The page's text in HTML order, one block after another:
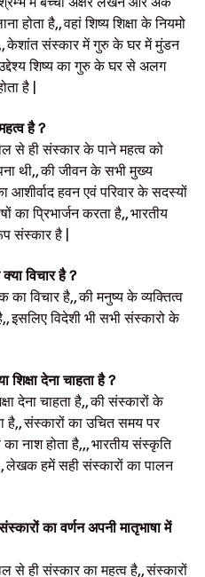
है,, वहां शिष्य शिक्षा के नियमो
केशांत संस्कार में गुरु के घर में मुंडन
शिष्य का गुरु के घर से अलग
है |
है ?
से ही संस्कार के पाने महत्व को
थी,, की जीवन के सभी मुख्य
आशीर्वाद हवन एवं परिवार के सदस्यों
का प्रिभार्जन करता है,, भारतीय
संस्कार है |
विचार है ?
विचार है,, की मनुष्य के व्यक्तित्व
इसलिए विदेशी भी सभी संस्कारो के
देना चाहता है ?
देना चाहता है,, की संस्कारों के
है,, संस्कारों का उचित समय पर
नाश होता है,,, भारतीय संस्कृति
लेखक हमें सही संस्कारों का पालन
का वर्णन अपनी मातृभाषा में
से ही संस्कार का महत्व है,, संस्कारों